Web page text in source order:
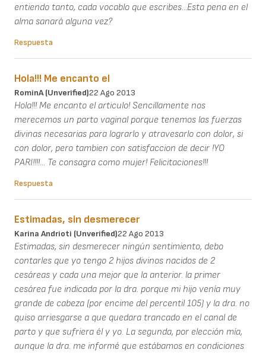
entiendo tanto, cada vocablo que escribes...Esta pena en el
alma sanará alguna vez?
Respuesta
Hola!!! Me encanto el
RominA (unverified)22 Ago 2013
Hola!!! Me encanto el articulo! Sencillamente nos
merecemos un parto vaginal porque tenemos las fuerzas
divinas necesarias para lograrlo y atravesarlo con dolor, si
con dolor, pero tambien con satisfaccion de decir !YO
PARI!!!!... Te consagra como mujer! Felicitaciones!!!
Respuesta
Estimadas, sin desmerecer
Karina Andrioti (unverified)22 Ago 2013
Estimadas, sin desmerecer ningún sentimiento, debo
contarles que yo tengo 2 hijos divinos nacidos de 2
cesáreas y cada una mejor que la anterior. la primer
cesárea fue indicada por la dra. porque mi hijo venía muy
grande de cabeza (por encime del percentil 105) y la dra. no
quiso arriesgarse a que quedara trancado en el canal de
parto y que sufriera él y yo. La segunda, por elección mía,
aunque la dra. me informé que estábamos en condiciones